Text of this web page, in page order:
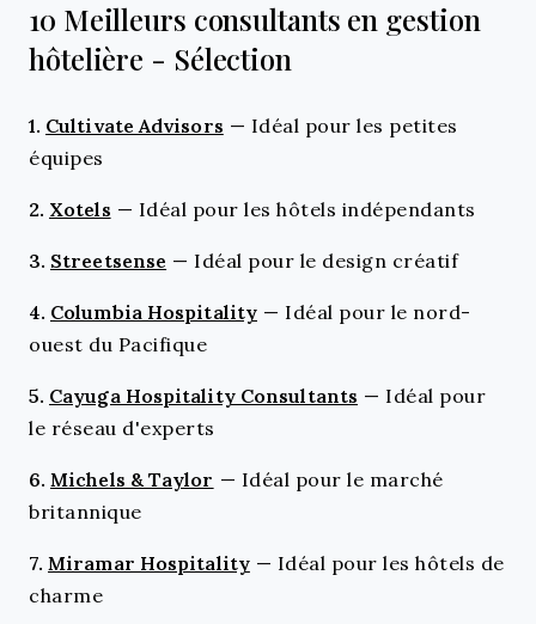
10 Meilleurs consultants en gestion
hôtelière - Sélection
1. Cultivate Advisors — Idéal pour les petites
équipes
2. Xotels — Idéal pour les hôtels indépendants
3. Streetsense — Idéal pour le design créatif
4. Columbia Hospitality — Idéal pour le nord-
ouest du Pacifique
5. Cayuga Hospitality Consultants — Idéal pour
le réseau d'experts
6. Michels & Taylor — Idéal pour le marché
britannique
7. Miramar Hospitality — Idéal pour les hôtels de
charme